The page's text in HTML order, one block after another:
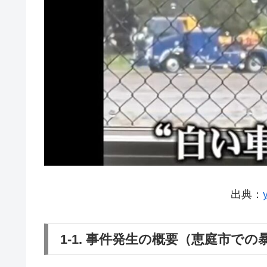
出典：
1-1. 事件発生の概要（恵庭市での